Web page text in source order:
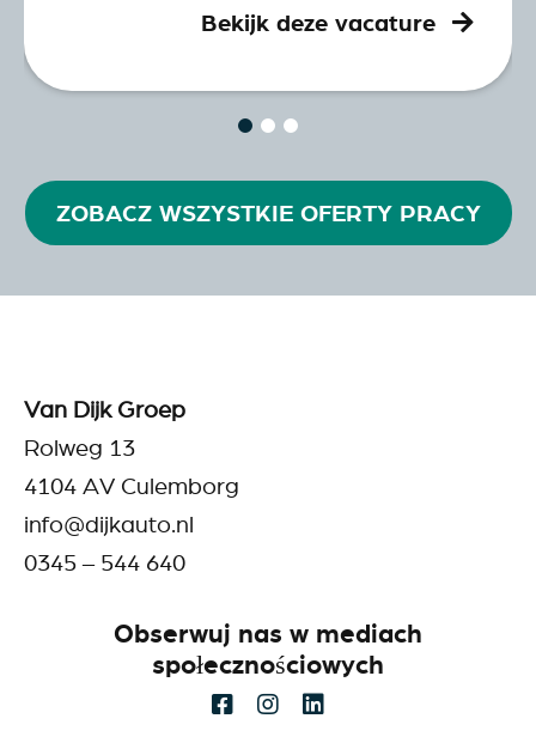
Bekijk deze vacature
ZOBACZ WSZYSTKIE OFERTY PRACY
Van Dijk Groep
Rolweg 13
4104 AV Culemborg
info@dijkauto.nl
0345 – 544 640
Obserwuj nas w mediach
społecznościowych